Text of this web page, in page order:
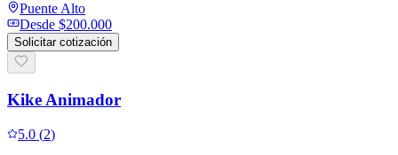
Puente Alto
Desde $200.000
Solicitar cotización
Kike Animador
5.0 (2)